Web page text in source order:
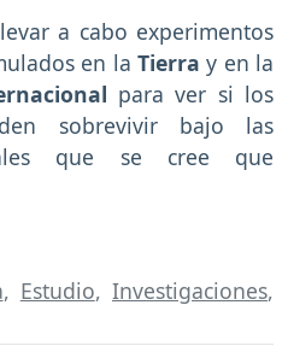
a cabo experimentos
en la Tierray en la
para ver si los
sobrevivir bajo las
que se cree que
, Estudio, Investigaciones,